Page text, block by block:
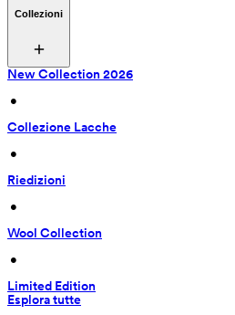
Collezioni
New Collection 2026
•
Collezione Lacche
•
Riedizioni
•
Wool Collection
•
Limited Edition
Esplora tutte